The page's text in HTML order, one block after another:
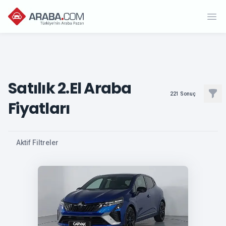
Satılık 2.El Araba
Fiyatları
221 Sonuç
Aktif Filtreler